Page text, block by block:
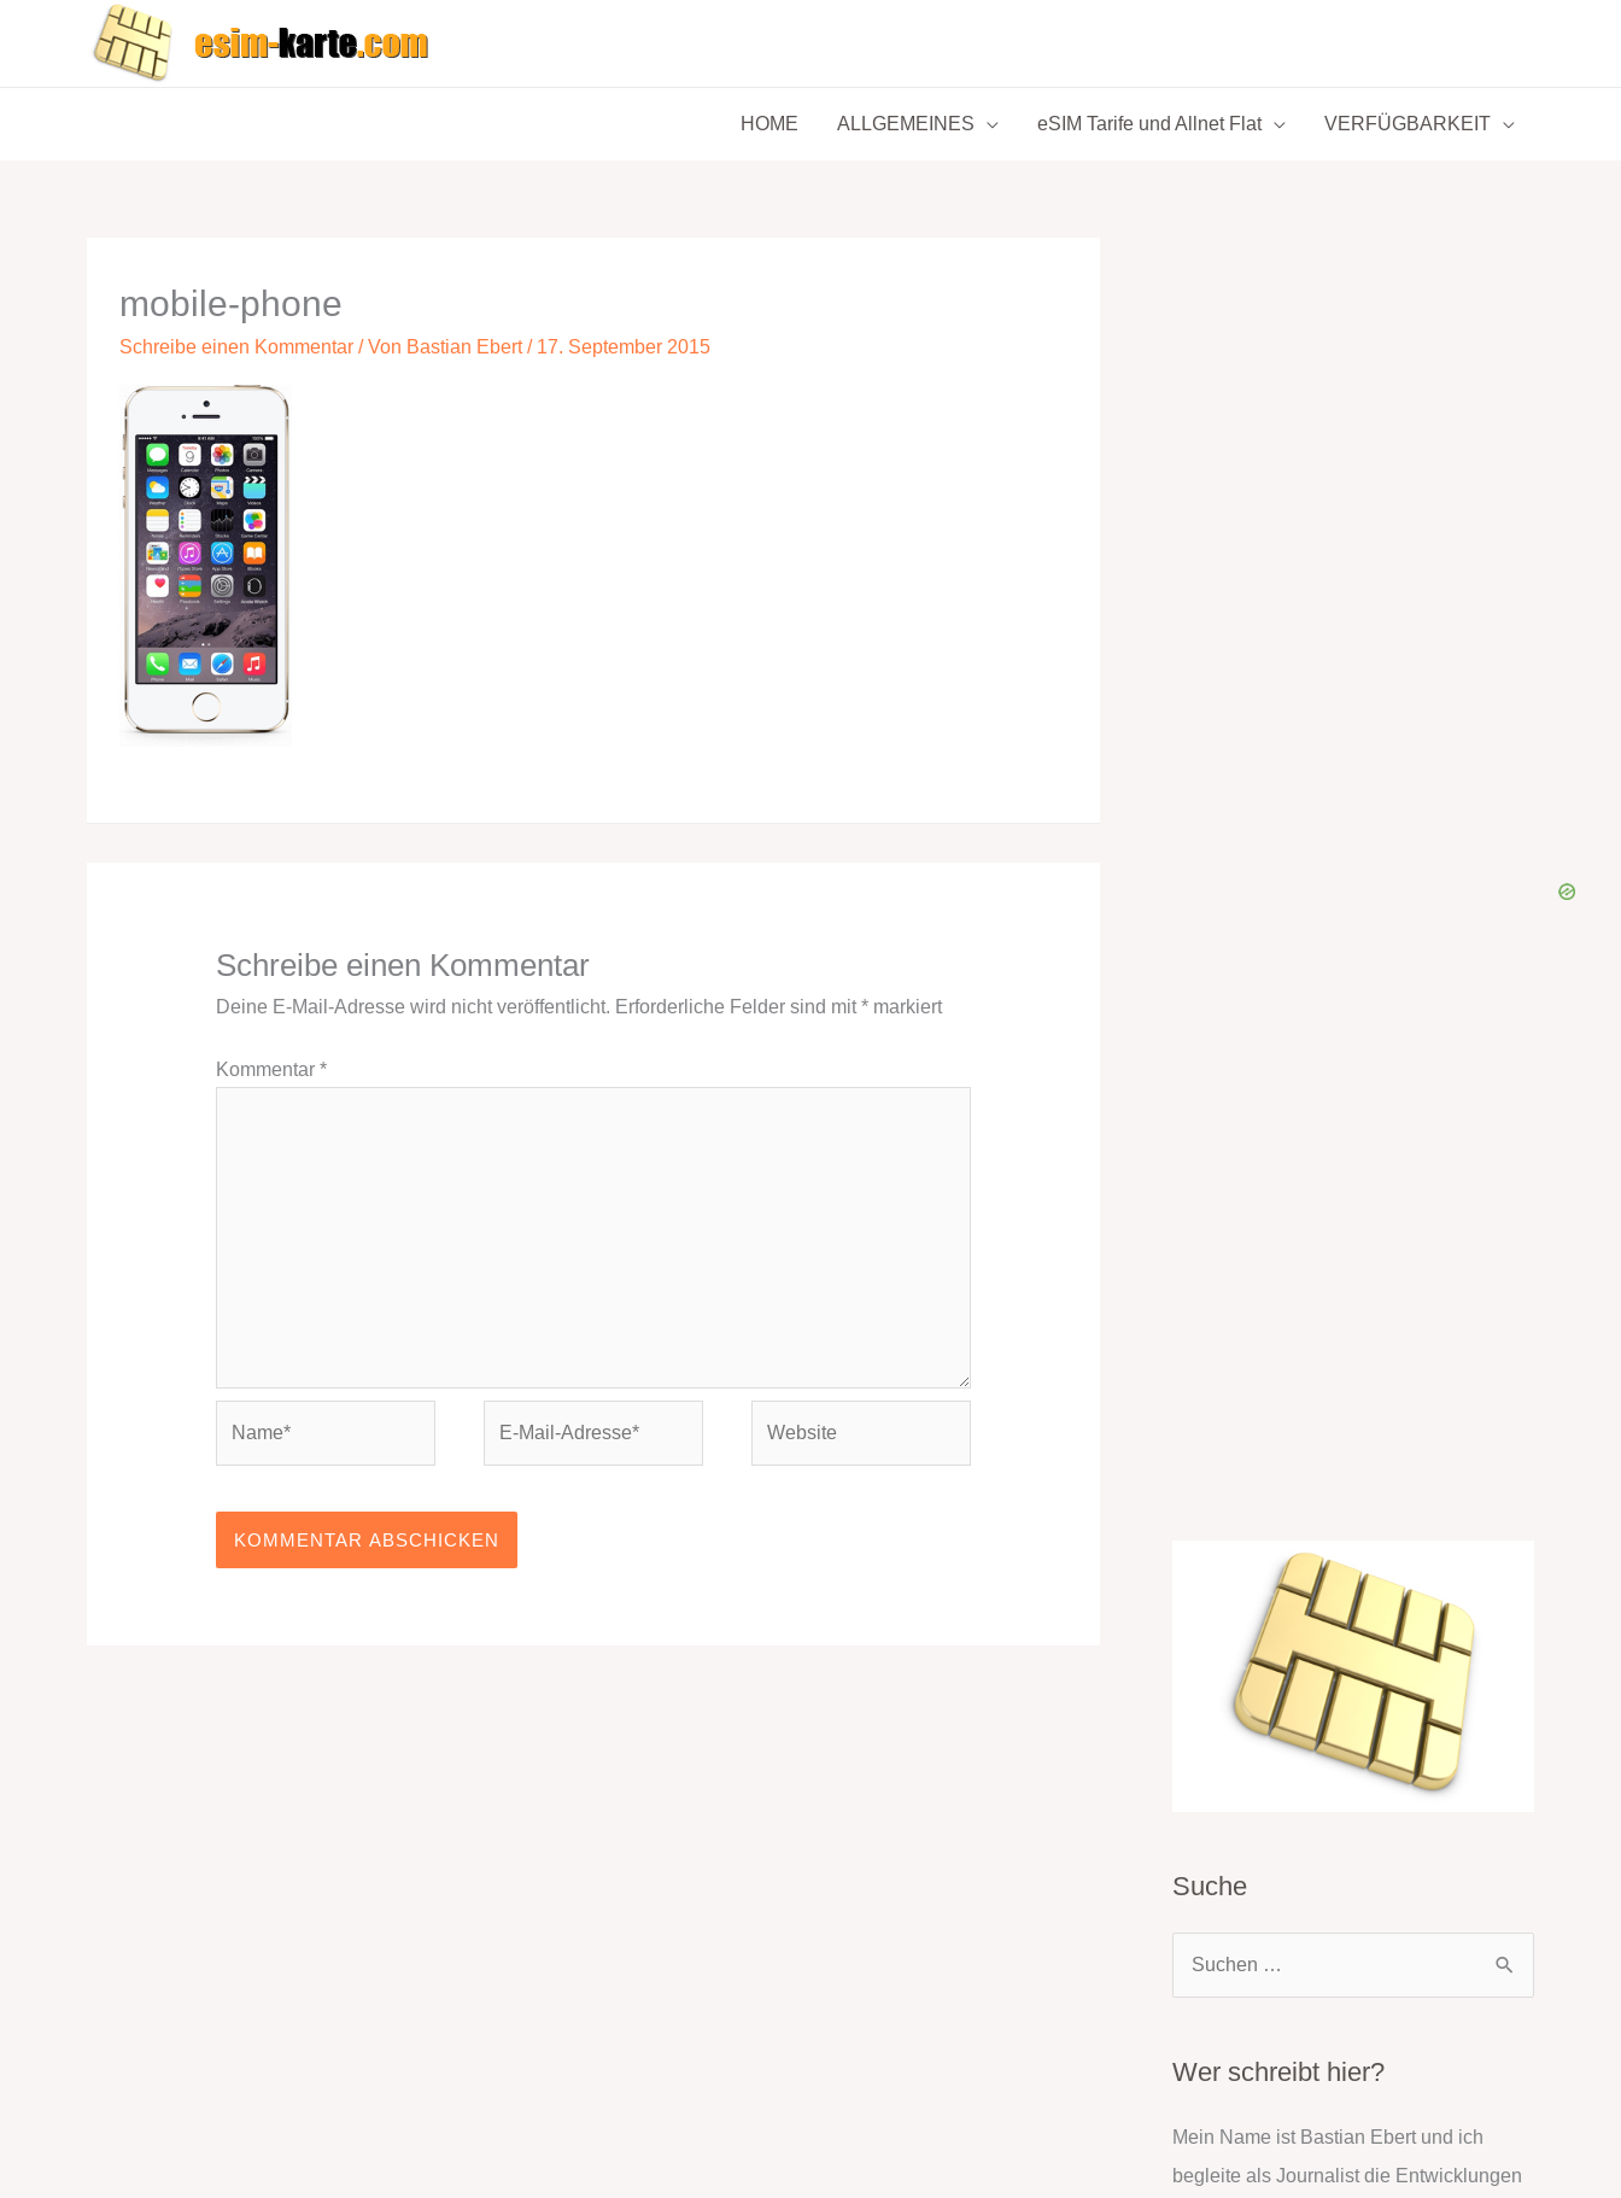
HOME
ALLGEMEINES eSIM Tarife und Allnet Flat VERFÜGBARKEIT
mobile-phone
Schreibe einen Kommentar / Von Bastian Ebert/ 17. September 2015
Schreibe einen Kommentar
Deine E-Mail-Adresse wird nicht veröffentlicht. Erforderliche Felder sind mit*markiert
Kommentar *
Suche
h
n
n
Wer schreibt hier?
Mein Name ist Bastian Ebert und ich
begleite als Journalist die Entwicklungen